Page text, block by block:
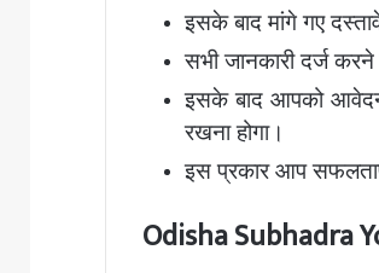
इसके बाद मांगे गए
सभी जानकारी दर्ज
इसके बाद आपको आवेदन
रखना होगा।
इस प्रकार आप
Odisha Subhadra